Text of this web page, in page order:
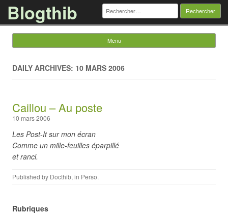
Blogthib Rechercher :
Menu
DAILY ARCHIVES: 10 MARS 2006
Caillou – Au poste
10 mars 2006
Les Post-It sur mon écran
Comme un mille-feuilles éparpillé
et ranci.
Published by Docthib, in Perso.
Rubriques